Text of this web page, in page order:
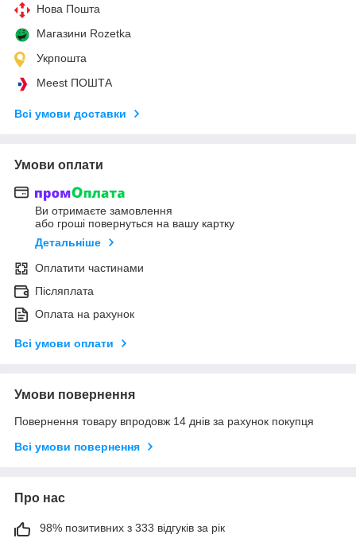
Нова Пошта
Магазини Rozetka
Укрпошта
Meest ПОШТА
Всі умови доставки
Умови оплати
Ви отримаєте замовлення
або гроші повернуться на вашу картку
Детальніше
Оплатити частинами
Післяплата
Оплата на рахунок
Всі умови оплати
Умови повернення
Повернення товару впродовж 14 днів за рахунок покупця
Всі умови повернення
Про нас
98% позитивних з 333 відгуків за рік